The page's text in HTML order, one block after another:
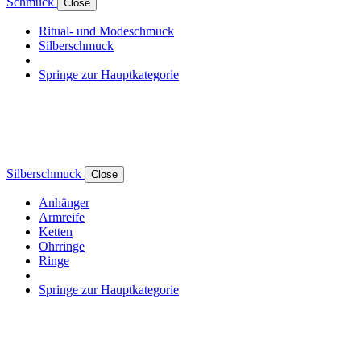
Close
Ritual- und Modeschmuck
Silberschmuck
Springe zur Hauptkategorie
Silberschmuck Close
Anhänger
Armreife
Ketten
Ohrringe
Ringe
Springe zur Hauptkategorie